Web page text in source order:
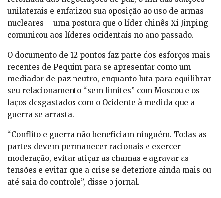
unilaterais e enfatizou sua oposição ao uso de armas
nucleares – uma postura que o líder chinês Xi Jinping
comunicou aos líderes ocidentais no ano passado.
O documento de 12 pontos faz parte dos esforços mais
recentes de Pequim para se apresentar como um
mediador de paz neutro, enquanto luta para equilibrar
seu relacionamento “sem limites” com Moscou e os
laços desgastados com o Ocidente à medida que a
guerra se arrasta.
“Conflito e guerra não beneficiam ninguém. Todas as
partes devem permanecer racionais e exercer
moderação, evitar atiçar as chamas e agravar as
tensões e evitar que a crise se deteriore ainda mais ou
até saia do controle”, disse o jornal.